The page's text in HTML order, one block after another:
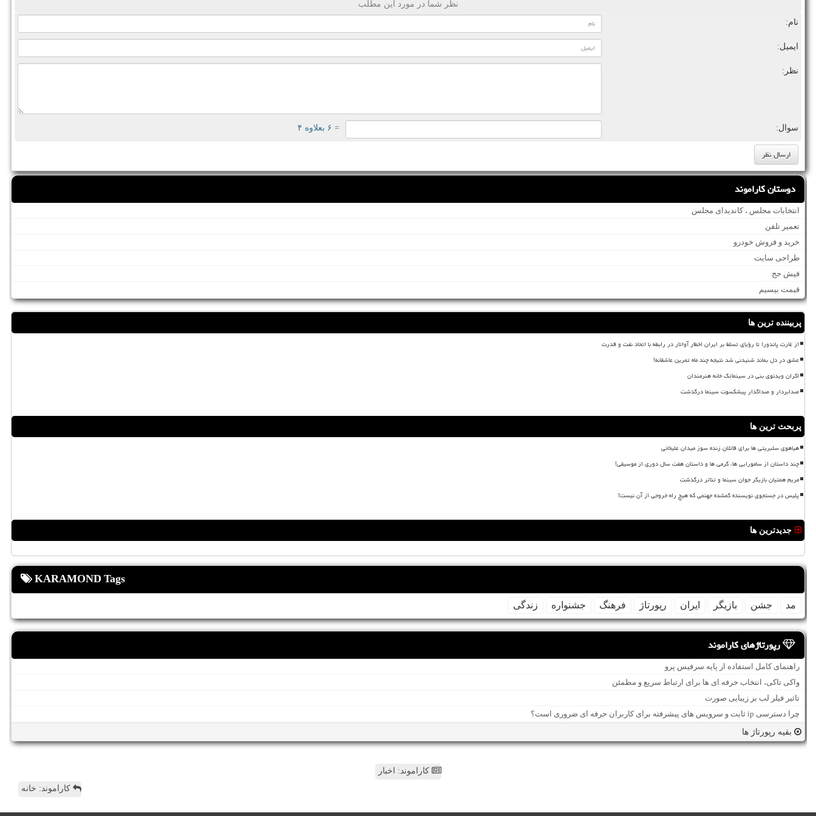
نظر شما در مورد این مطلب
نام:
ایمیل:
نظر:
سوال: = ۶ بعلاوه ۴
دوستان کاراموند
انتخابات مجلس ، کاندیدای مجلس
تعمیر تلفن
خرید و فروش خودرو
طراحی سایت
فیش حج
قیمت بیسیم
پربیننده ترین ها
از غارت پاندورا تا رؤیای تسلط بر ایران اخطار آواتار در رابطه با اتحاد نفت و قدرت
عشق در دل بماند شنیدنی شد نتیجه چند ماه تمرین عاشقانه!
اکران ویدئوی بنی در سینماتک خانه هنرمندان
صدابردار و صداگذار پیشکسوت سینما درگذشت
پربحث ترین ها
هیاهوی سلبریتی ها برای قاتلان زنده سوز میدان علیخانی
چند داستان از سامورایی ها، گرمی ها و داستان هفت سال دوری از موسیقی!
مریم همتیان بازیگر جوان سینما و تئاتر درگذشت
پلیس در جستجوی نویسنده گمشده جهنمی که هیچ راه خروجی از آن نیست!
جدیدترین ها
KARAMOND Tags
مد جشن بازیگر ایران رپورتاژ فرهنگ جشنواره زندگی
رپورتاژهای کاراموند
راهنمای کامل استفاده از پایه سرفیس پرو
واکی تاکی، انتخاب حرفه ای ها برای ارتباط سریع و مطمئن
تاثیر فیلر لب بر زیبایی صورت
چرا دسترسی ip ثابت و سرویس های پیشرفته برای کاربران حرفه ای ضروری است؟
بقیه رپورتاژ ها
کاراموند: اخبار
کاراموند: خانه